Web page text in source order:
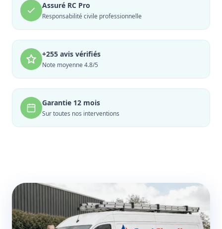
Assuré RC Pro
Responsabilité civile professionnelle
+255 avis vérifiés
Note moyenne 4.8/5
Garantie 12 mois
Sur toutes nos interventions